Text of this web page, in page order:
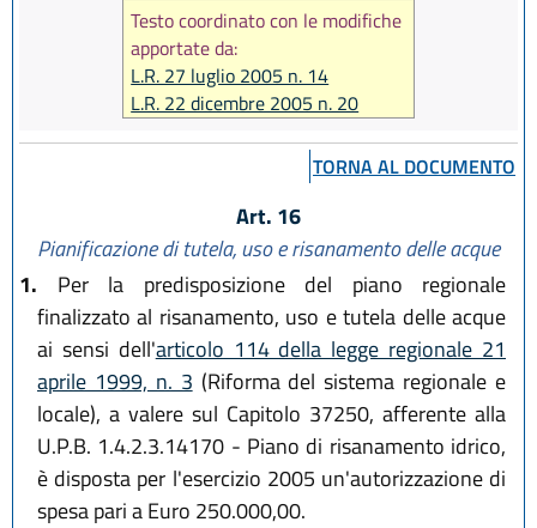
Testo coordinato con le modifiche
apportate da:
L.R. 27 luglio 2005 n. 14
L.R. 22 dicembre 2005 n. 20
L.R. 28 luglio 2006 n. 13TORNA AL DOCUMENTO
Art. 16
Pianificazione di tutela, uso e risanamento delle acque
1. Per la predisposizione del piano regionale
finalizzato al risanamento, uso e tutela delle acque
ai sensi dell'articolo 114 della legge regionale 21
aprile 1999, n. 3 (Riforma del sistema regionale e
locale), a valere sul Capitolo 37250, afferente alla
U.P.B. 1.4.2.3.14170 - Piano di risanamento idrico,
è disposta per l'esercizio 2005 un'autorizzazione di
spesa pari a Euro 250.000,00.